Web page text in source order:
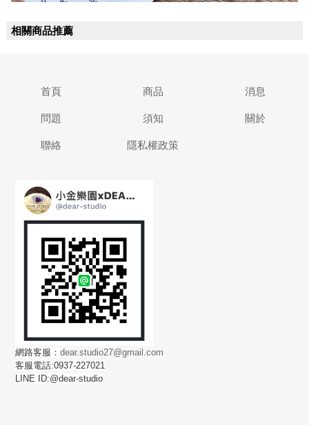
相關商品推薦
首頁 商品 消息
問題 須知 關於
聯絡 隱私權政策
網路客服：dear.studio27@gmail.com
客服電話:0937-227021
LINE ID:@dear-studio